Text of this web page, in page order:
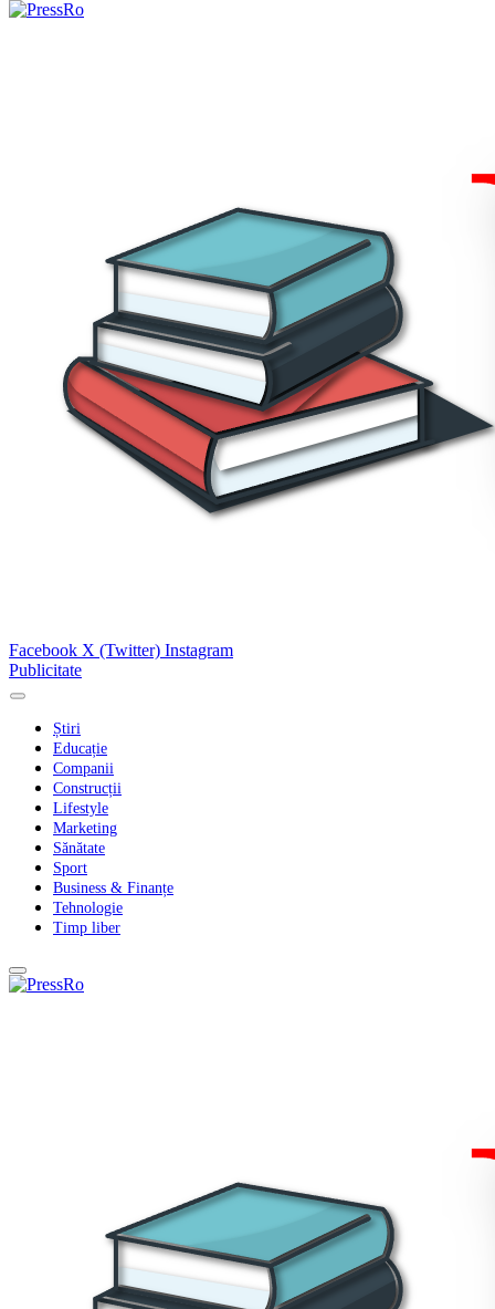
Facebook X (Twitter) Instagram
Publicitate
Știri
Educație
Companii
Construcții
Lifestyle
Marketing
Sănătate
Sport
Business & Finanțe
Tehnologie
Timp liber